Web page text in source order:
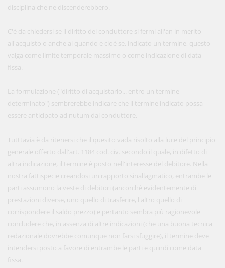
disciplina che ne discenderebbero.
C'è da chiedersi se il diritto del conduttore si fermi all'an in merito
all'acquisto o anche al quando e cioè se, indicato un termine, questo
valga come limite temporale massimo o come indicazione di data
fissa.
La formulazione ("diritto di acquistarlo... entro un termine
determinato") sembrerebbe indicare che il termine indicato possa
essere anticipato ad nutum dal conduttore.
Tutttavia è da ritenersi che il quesito vada risolto alla luce del principio
generale offerto dall'art. 1184 cod. civ. secondo il quale, in difetto di
altra indicazione, il termine è posto nell'interesse del debitore. Nella
nostra fattispecie creandosi un rapporto sinallagmatico, entrambe le
parti assumono la veste di debitori (ancorchè evidentemente di
prestazioni diverse, uno quello di trasferire, l'altro quello di
corrispondere il saldo prezzo) e pertanto sembra più ragionevole
concludere che, in assenza di altre indicazioni (che una buona tecnica
redazionale dovrebbe comunque non farsi sfuggire), il termine deve
intendersi posto a favore di entrambe le parti e quindi come data
fissa.